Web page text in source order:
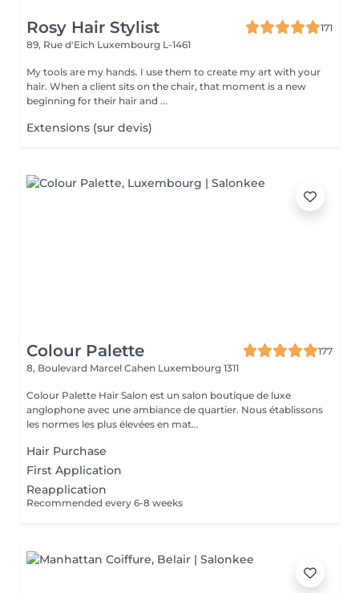
Rosy Hair Stylist
171
89, Rue d'Eich Luxembourg L-1461
My tools are my hands. I use them to create my art with your
hair. When a client sits on the chair, that moment is a new
beginning for their hair and ...
Extensions (sur devis)
Colour Palette
177
8, Boulevard Marcel Cahen Luxembourg 1311
Colour Palette Hair Salon est un salon boutique de luxe
anglophone avec une ambiance de quartier. Nous établissons
les normes les plus élevées en mat...
Hair Purchase
First Application
Reapplication
Recommended every 6-8 weeks